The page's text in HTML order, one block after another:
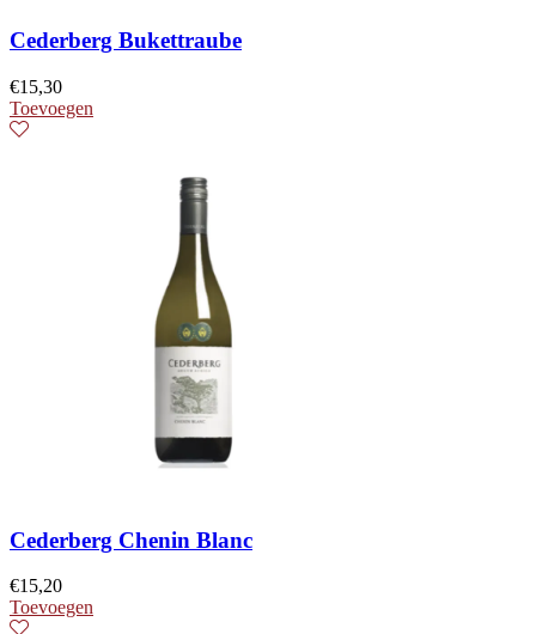
Cederberg Bukettraube
€15,30
Toevoegen
Cederberg Chenin Blanc
€15,20
Toevoegen